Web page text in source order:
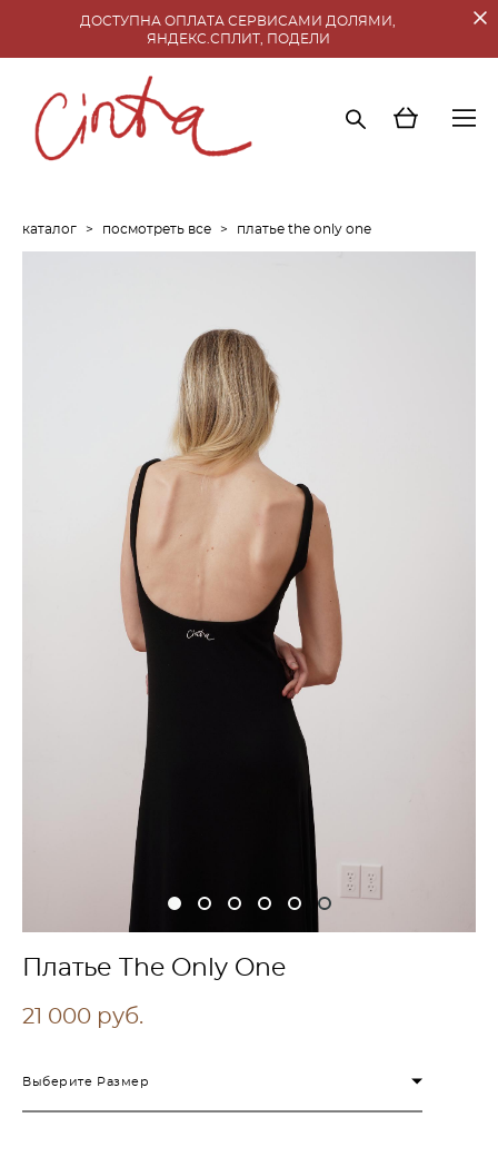
ДОСТУПНА ОПЛАТА СЕРВИСАМИ ДОЛЯМИ,
ЯНДЕКС.СПЛИТ, ПОДЕЛИ
каталог > посмотреть все > платье the only one
Платье The Only One
21 000 pуб.
Выберите Размер